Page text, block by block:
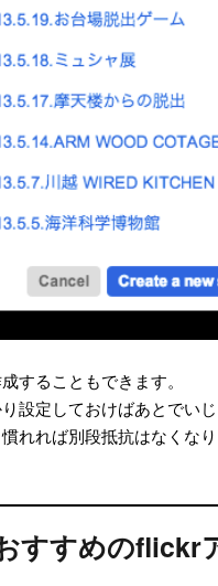
することもできます。
設定しておけばあとでい
れれば別段抵抗はなくなり
すすめのflickr